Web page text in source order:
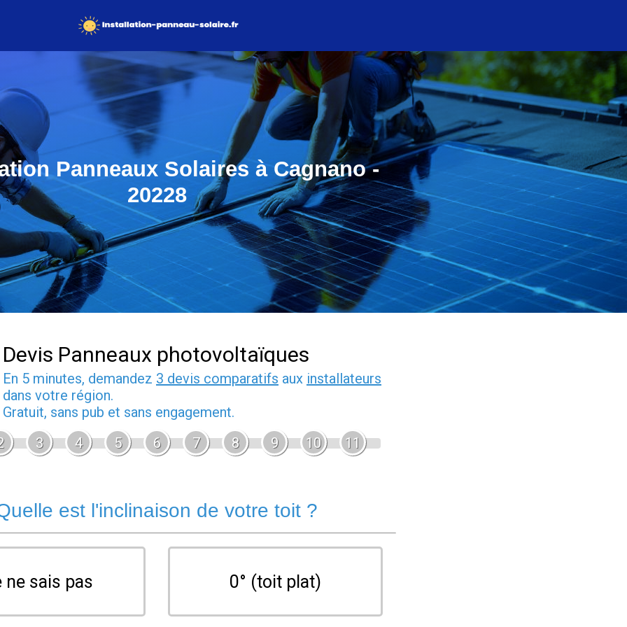
Panneaux Solaires à Cagnano -
20228
Devis Panneaux photovoltaïques
En 5 minutes, demandez 3 devis comparatifs aux installateurs
dans votre région.
Gratuit, sans pub et sans engagement.
3 4 5 6 7 8 9 10 11
est l'inclinaison de votre toit ?
ne sais pas 0° (toit plat)